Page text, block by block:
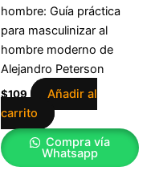
hombre: Guía práctica
para masculinizar al
hombre moderno de
Alejandro Peterson
$109
Añadir al
carrito
Compra vía
Whatsapp